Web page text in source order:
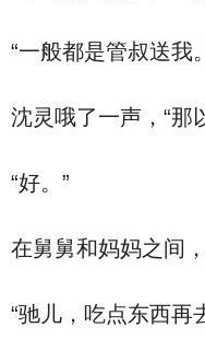
“一般都是管叔送我
沈灵哦了一声，“那
“好。”
在舅舅和妈妈之间
“驰儿，吃点东西再